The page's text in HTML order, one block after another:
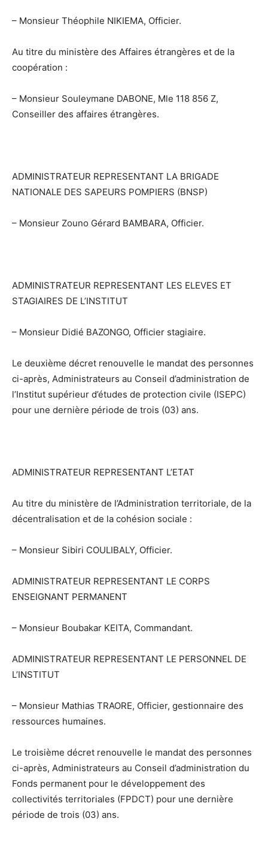
– Monsieur Théophile NIKIEMA, Officier.
Au titre du ministère des Affaires étrangères et de la
coopération :
– Monsieur Souleymane DABONE, Mle 118 856 Z,
Conseiller des affaires étrangères.
ADMINISTRATEUR REPRESENTANT LA BRIGADE
NATIONALE DES SAPEURS POMPIERS (BNSP)
– Monsieur Zouno Gérard BAMBARA, Officier.
ADMINISTRATEUR REPRESENTANT LES ELEVES ET
STAGIAIRES DE L’INSTITUT
– Monsieur Didié BAZONGO, Officier stagiaire.
Le deuxième décret renouvelle le mandat des personnes
ci-après, Administrateurs au Conseil d’administration de
l’Institut supérieur d’études de protection civile (ISEPC)
pour une dernière période de trois (03) ans.
ADMINISTRATEUR REPRESENTANT L’ETAT
Au titre du ministère de l’Administration territoriale, de la
décentralisation et de la cohésion sociale :
– Monsieur Sibiri COULIBALY, Officier.
ADMINISTRATEUR REPRESENTANT LE CORPS
ENSEIGNANT PERMANENT
– Monsieur Boubakar KEITA, Commandant.
ADMINISTRATEUR REPRESENTANT LE PERSONNEL DE
L’INSTITUT
– Monsieur Mathias TRAORE, Officier, gestionnaire des
ressources humaines.
Le troisième décret renouvelle le mandat des personnes
ci-après, Administrateurs au Conseil d’administration du
Fonds permanent pour le développement des
collectivités territoriales (FPDCT) pour une dernière
période de trois (03) ans.